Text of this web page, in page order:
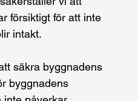
försiktigt för att inte
intakt.
säkra byggnadens
byggnadens